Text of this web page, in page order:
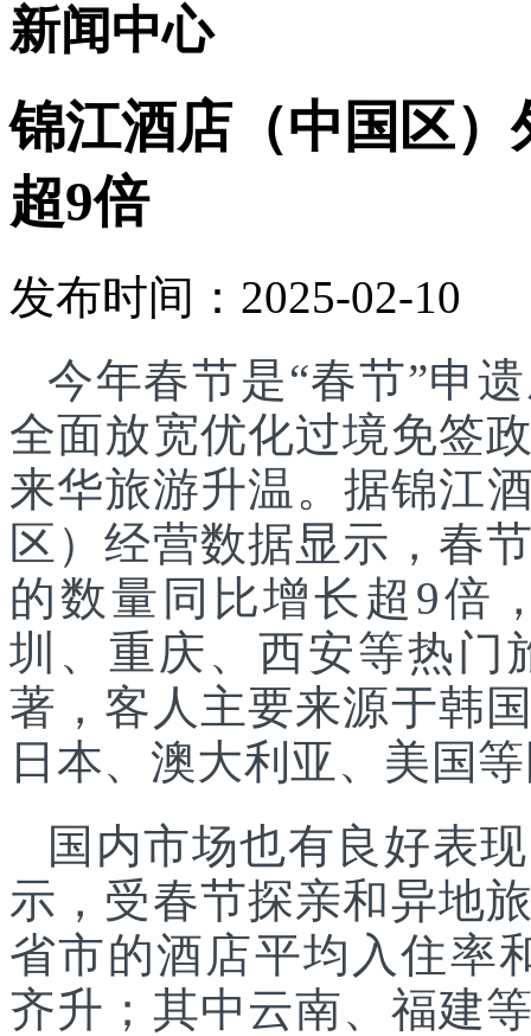
新闻中心
锦江酒店（中国区
超9倍
发布时间：2025-02-10
今年春节是“春节”申
全面放宽优化过境免签
来华旅游升温。据锦江
区）经营数据显示，春
的数量同比增长超9倍
圳、重庆、西安等热门
著，客人主要来源于韩
日本、澳大利亚、美国
国内市场也有良好表
示，受春节探亲和异地
省市的酒店平均入住率
齐升；其中云南、福建